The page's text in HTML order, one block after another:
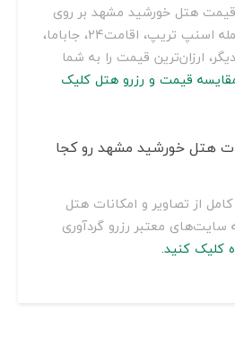
هتل خورشید مشهد بر روی
سایت‌های مختلف از جمله اسنپ تریپ، اقامت24، جاباما،
ارزان‌ترین قیمت را به شما
قیمت و رزرو هتل کلیک
هتل خورشید مشهد رو کجا
از تصاویر و امکانات هتل
معتبر رزرو گردآوری
کلیک کنید.